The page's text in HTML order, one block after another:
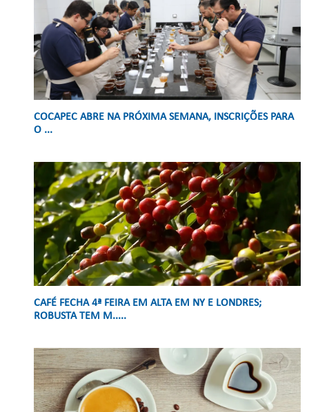
COCAPEC ABRE NA PRÓXIMA SEMANA, INSCRIÇÕES PARA
O ...
CAFÉ FECHA 4ª FEIRA EM ALTA EM NY E LONDRES;
ROBUSTA TEM M.....